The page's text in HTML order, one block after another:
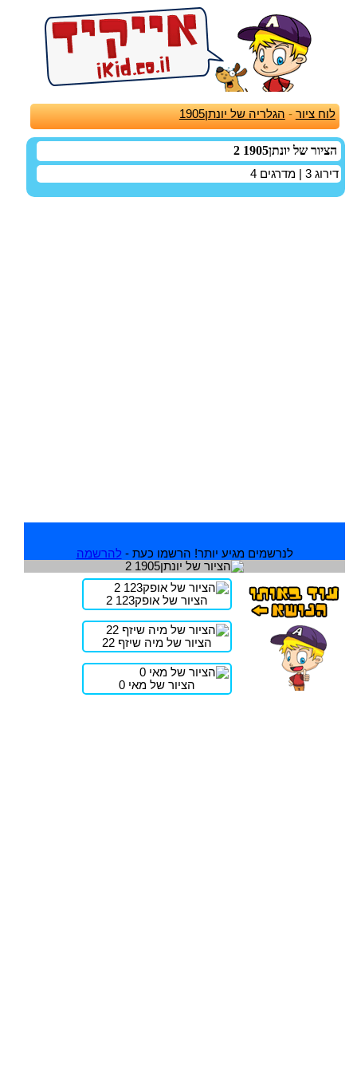
לוח ציור - הגלריה של יונתן1905
הציור של יונתן1905 2
דירוג 3 | מדרגים 4
לנרשמים מגיע יותר! הרשמו כעת - להרשמה
הציור של אופק123 2
הציור של מיה שיזף 22
הציור של מאי 0